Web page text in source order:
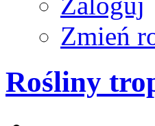
Zmień
Rośliny